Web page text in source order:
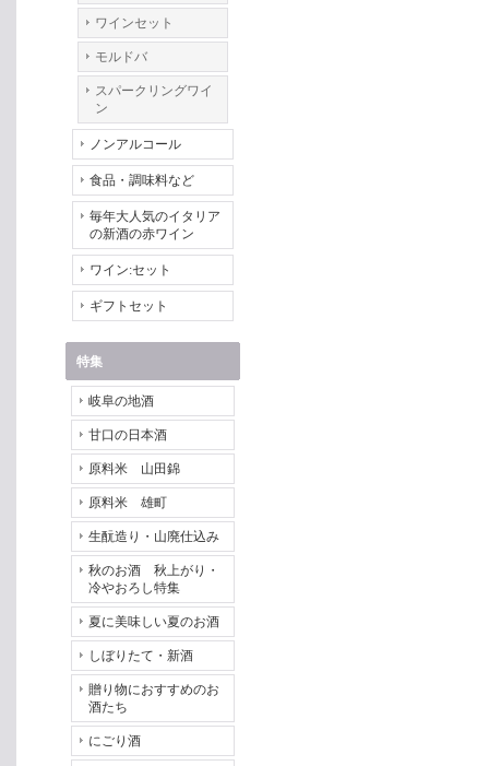
ワインセット
モルドバ
スパークリングワイ
ン
ノンアルコール
食品・調味料など
毎年大人気のイタリア
の新酒の赤ワイン
ワイン:セット
ギフトセット
特集
岐阜の地酒
甘口の日本酒
原料米 山田錦
原料米 雄町
生酛造り・山廃仕込み
秋のお酒 秋上がり・
冷やおろし特集
夏に美味しい夏のお酒
しぼりたて・新酒
贈り物におすすめのお
酒たち
にごり酒